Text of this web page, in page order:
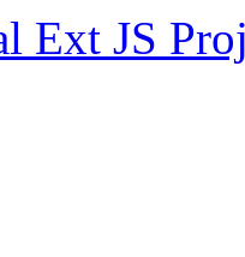
Ext JS